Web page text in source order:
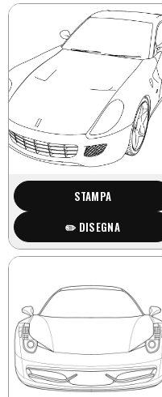
STAMPA
✏️ DISEGNA